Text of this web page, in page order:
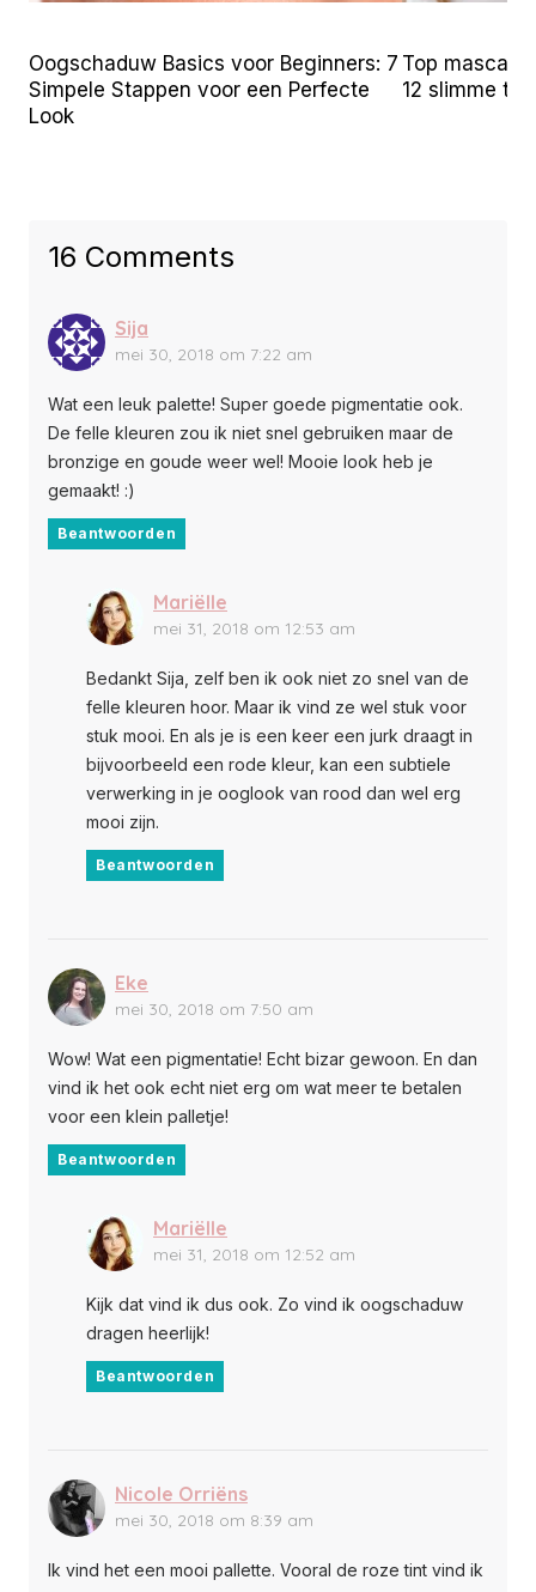
Oogschaduw Basics voor Beginners: 7
Simpele Stappen voor een Perfecte
Look
Top
12 slimme
16 Comments
Sija
mei 30, 2018 om 7:22 am
Wat een leuk palette! Super goede pigmentatie ook.
De felle kleuren zou ik niet snel gebruiken maar de
bronzige en goude weer wel! Mooie look heb je
gemaakt! :)
Beantwoorden
Mariëlle
mei 31, 2018 om 12:53 am
Bedankt Sija, zelf ben ik ook niet zo snel van de
felle kleuren hoor. Maar ik vind ze wel stuk voor
stuk mooi. En als je is een keer een jurk draagt in
bijvoorbeeld een rode kleur, kan een subtiele
verwerking in je ooglook van rood dan wel erg
mooi zijn.
Beantwoorden
Eke
mei 30, 2018 om 7:50 am
Wow! Wat een pigmentatie! Echt bizar gewoon. En dan
vind ik het ook echt niet erg om wat meer te betalen
voor een klein palletje!
Beantwoorden
Mariëlle
mei 31, 2018 om 12:52 am
Kijk dat vind ik dus ook. Zo vind ik oogschaduw
dragen heerlijk!
Beantwoorden
Nicole Orriëns
mei 30, 2018 om 8:39 am
Ik vind het een mooi pallette. Vooral de roze tint vind ik